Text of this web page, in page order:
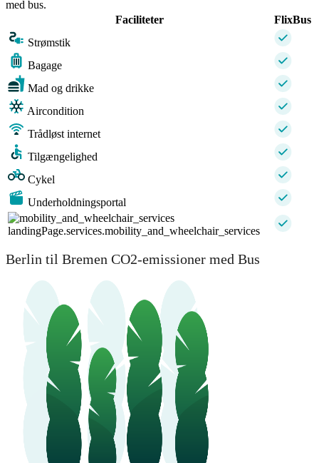
med bus.
Faciliteter
FlixBus
Strømstik
Bagage
Mad og drikke
Aircondition
Trådløst internet
Tilgængelighed
Cykel
Underholdningsportal
landingPage.services.mobility_and_wheelchair_services
Berlin til Bremen CO2-emissioner med Bus